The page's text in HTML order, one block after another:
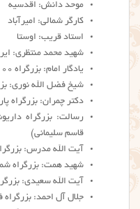
موحد دانش: اقدسیه
کارگر شمالی: امیرآباد
استاد قریب: اوستا
شهید محمد منتظری:
یادگار امام: بزرگراه ۱۰۰
شیخ فضل الله نوری:
دکتر چمران: بزرگراه
رسالت: بزرگراه
قاسم سلیمانی)
آیت الله مدرس:
شهید همت: بزرگراه
آیت الله سعیدی:
جلال آل احمد: بزرگراه